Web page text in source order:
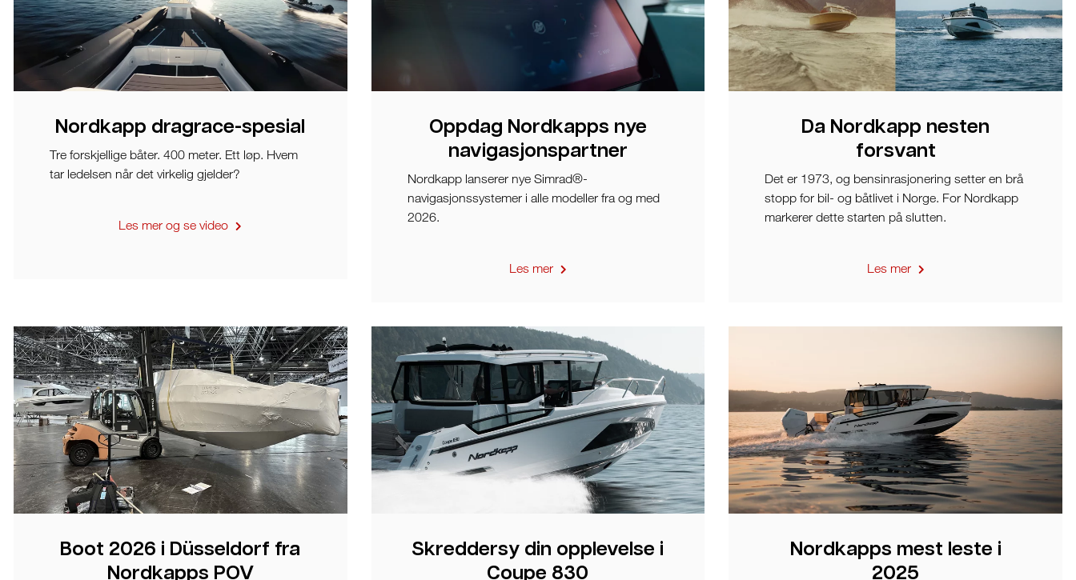
Nordkapp dragrace-spesial
Tre forskjellige båter. 400 meter. Ett løp. Hvem
tar ledelsen når det virkelig gjelder?
Les mer og se video
Oppdag Nordkapps nye
navigasjonspartner
Nordkapp lanserer nye Simrad®-
navigasjonssystemer i alle modeller fra og med
2026.
Les mer
Da Nordkapp nesten
forsvant
Det er 1973, og bensinrasjonering setter en brå
stopp for bil- og båtlivet i Norge. For Nordkapp
markerer dette starten på slutten.
Les mer
Boot 2026 i Düsseldorf fra
Nordkapps POV
Skreddersy din opplevelse i
Coupe 830
Nordkapps mest leste i
2025